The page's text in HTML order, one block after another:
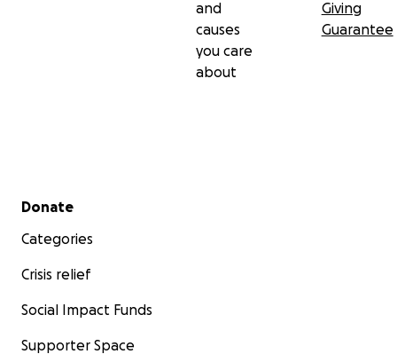
and
causes
you care
about
Giving
Guarantee
Secondary menu
Donate
Categories
Crisis relief
Social Impact Funds
Supporter Space